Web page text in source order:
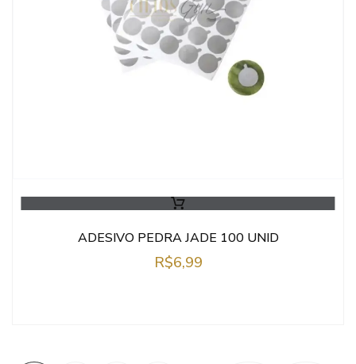
ADESIVO PEDRA JADE 100 UNID
R$6,99